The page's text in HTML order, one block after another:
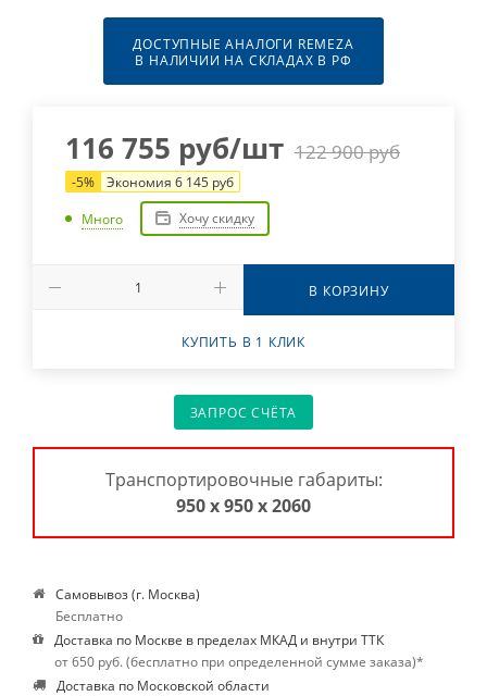
ДОСТУПНЫЕ АНАЛОГИ REMEZA
В НАЛИЧИИ НА СКЛАДАХ В РФ
116 755 руб/шт 122 900руб
-5% Экономия 6 145 руб
Много
Хочу скидку
В КОРЗИНУ
КУПИТЬ В 1 КЛИК
ЗАПРОС СЧЁТА
Транспортировочные габариты:
950 х 950 х 2060
Самовывоз (г. Москва)
Бесплатно
Доставка по Москве в пределах МКАД и внутри ТТК
от 650 руб. (бесплатно при определенной сумме заказа)*
Доставка по Московской области